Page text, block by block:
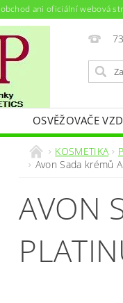
ani oficiální webová
OSVĚŽOVAČE
NAPIŠTE
KOSMETIKA
Avon Sada krémů
AVON